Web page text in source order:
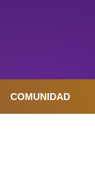
COMUNIDAD